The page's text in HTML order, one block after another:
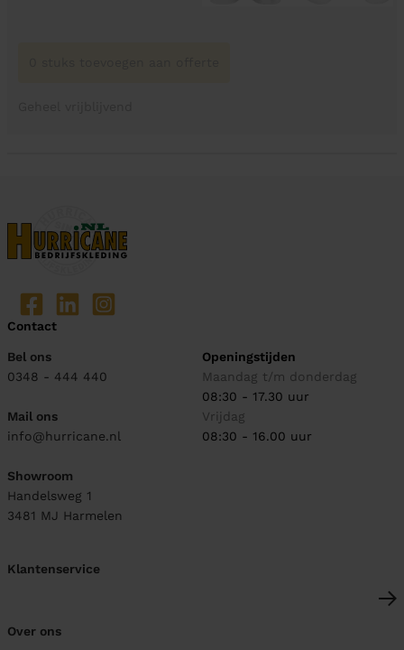
Contact
Bel ons
0348 - 444 440
Mail ons
info@hurricane.nl
Showroom
Handelsweg 1
3481 MJ Harmelen
Openingstijden
Maandag t/m donderdag
08:30 - 17.30 uur
Vrijdag
08:30 - 16.00 uur
Klantenservice
Over ons